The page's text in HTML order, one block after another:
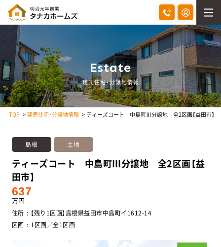
Estate
建売住宅・分譲地情報
TOP 建売住宅・分譲地情報 ティーズコート 中島町Ⅲ分譲地 全2区画【益田市】
島根 土地
ティーズコート 中島町Ⅲ分譲地 全2区画【益
田市】
637
万円
住所
【残り1区画】島根県益田市中島町イ1612-14
区画
1区画／全1区画